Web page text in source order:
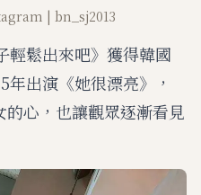
| bn_sj2013
輕鬆出來吧》獲得韓國
出演《她很漂亮》，
心，也讓觀眾逐漸看見